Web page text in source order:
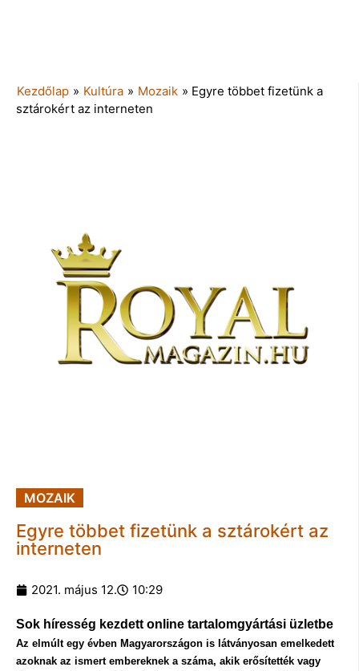
Kezdőlap » Kultúra » Mozaik » Egyre többet fizetünk a
sztárokért az interneten
MOZAIK
Egyre többet fizetünk a sztárokért az
interneten
2021. május 12. 10:29
Sok híresség kezdett online tartalomgyártási üzletbe
Az elmúlt egy évben Magyarországon is látványosan emelkedett
azoknak az ismert embereknek a száma, akik erősítették vagy